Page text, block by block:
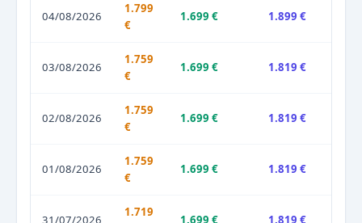
04/08/2026
1.799
€
1.699 € 1.899 €
03/08/2026
1.759
€
1.699 € 1.819 €
02/08/2026
1.759
€
1.699 € 1.819 €
01/08/2026
1.759
€
1.699 € 1.819 €
31/07/2026
1.719
1.699 € 1.819 €